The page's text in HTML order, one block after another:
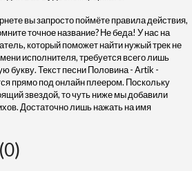
вы запросто поймёте правила действия,
точное название? Не беда! У нас на
который поможет найти нужый трек не
исполнителя, требуется всего лишь
букву. Текст песни Половина - Artik -
прямо под онлайн плеером. Поскольку
звездой, то чуть ниже мы добавили
Достаточно лишь нажать на имя